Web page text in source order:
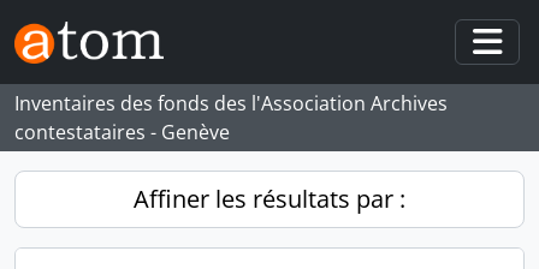
Skip to main content
Inventaires des fonds des l'Association Archives
contestataires - Genève
Affiner les résultats par :